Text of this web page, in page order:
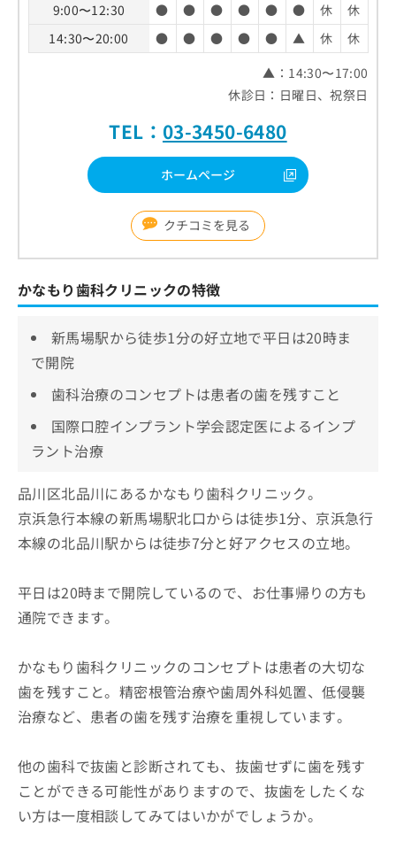
9:00〜12:30
● ● ● ● ● ● 休
休
14:30〜20:00
● ● ● ● ● ▲ 休
休
▲：14:30〜17:00
休診日：日曜日、祝祭日
TEL： 03-3450-6480
ホームページ
クチコミを見る
かなもり歯科クリニックの特徴
新馬場駅から徒歩1分の好立地で平日は20時ま
で開院
歯科治療のコンセプトは患者の歯を残すこと
国際口腔インプラント学会認定医によるインプ
ラント治療
品川区北品川にあるかなもり歯科クリニック。
京浜急行本線の新馬場駅北口からは徒歩1分、京浜急行
本線の北品川駅からは徒歩7分と好アクセスの立地。
平日は20時まで開院しているので、お仕事帰りの方も
通院できます。
かなもり歯科クリニックのコンセプトは患者の大切な
歯を残すこと。精密根管治療や歯周外科処置、低侵襲
治療など、患者の歯を残す治療を重視しています。
他の歯科で抜歯と診断されても、抜歯せずに歯を残す
ことができる可能性がありますので、抜歯をしたくな
い方は一度相談してみてはいかがでしょうか。